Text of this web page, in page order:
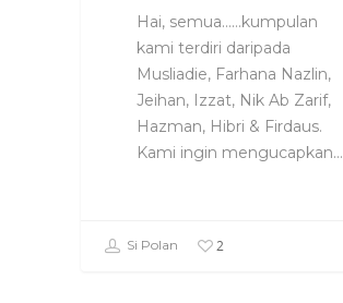
Hai, semua……kumpulan
kami terdiri daripada
Musliadie, Farhana Nazlin,
Jeihan, Izzat, Nik Ab Zarif,
Hazman, Hibri & Firdaus.
Kami ingin mengucapkan…
Si Polan 2